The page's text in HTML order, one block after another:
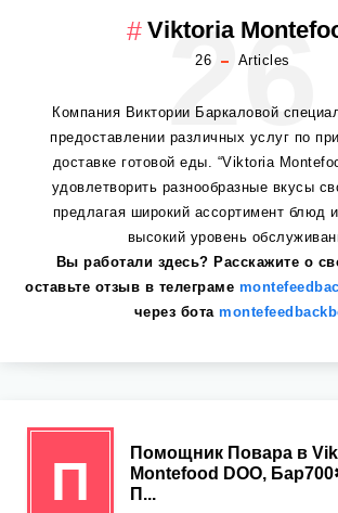
Viktoria
26 Articles
26
Компания Виктории Баркаловой
предоставлении различных услуг по
доставке готовой еды. “Viktoria
удовлетворить разнообразные вкусы
предлагая широкий ассортимент блюд
высокий уровень
Вы работали здесь? Расскажите о
оставьте отзыв в телеграме
через бота
П
Помощник Повара в
Montefood DOO,
П...